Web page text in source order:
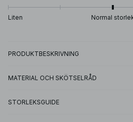
Liten Normal
PRODUKTBESKRIVNING
MATERIAL OCH SKÖTSELRÅD
STORLEKSGUIDE